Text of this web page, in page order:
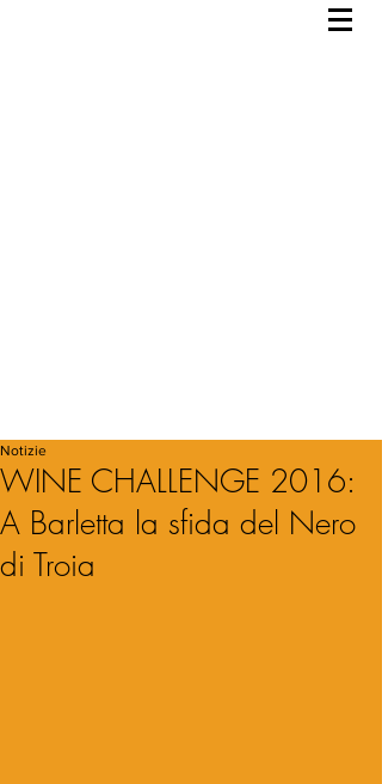
WINE CHALLENGE 2016:
A Barletta la sfida del Nero
di Troia
Notizie